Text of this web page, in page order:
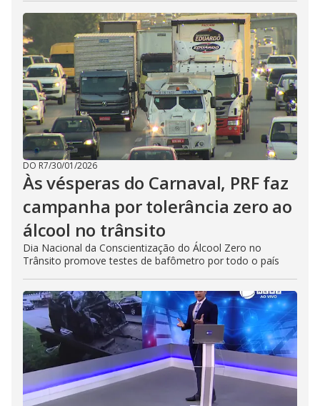
DO R7/30/01/2026
Às vésperas do Carnaval, PRF faz
campanha por tolerância zero ao
álcool no trânsito
Dia Nacional da Conscientização do Álcool Zero no
Trânsito promove testes de bafômetro por todo o país